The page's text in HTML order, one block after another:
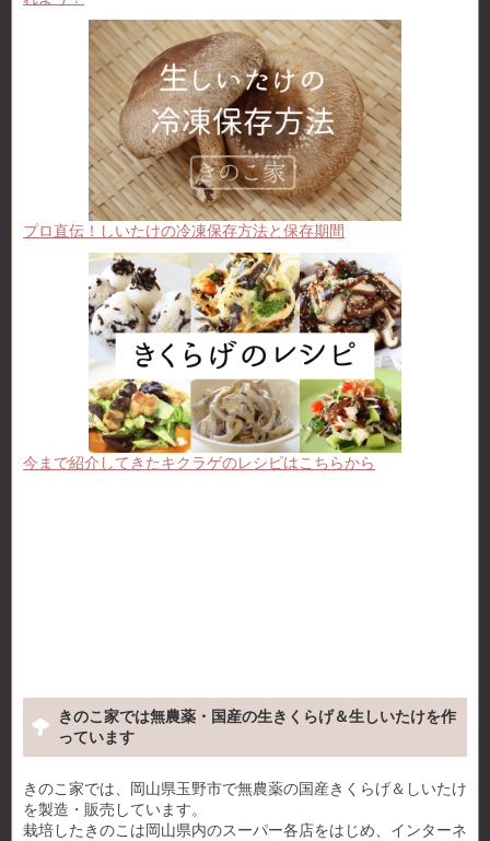
プロ直伝！しいたけの冷凍保存方法と保存期間
今まで紹介してきたキクラゲのレシピはこちらから
きのこ家では無農薬・国産の生きくらげ＆生しいたけを作
っています
きのこ家では、岡山県玉野市で無農薬の国産きくらげ＆しいたけ
を製造・販売しています。
栽培したきのこは岡山県内のスーパー各店をはじめ、インターネ